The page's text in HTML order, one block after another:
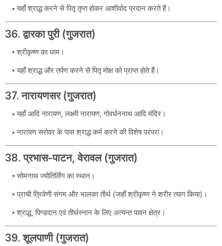
यहाँ श्राद्ध करने से पितृ तृप्त होकर आशीर्वाद प्रदान करते हैं।
36. द्वारका पुरी (गुजरात)
श्रीकृष्ण का धाम।
यहाँ श्राद्ध और तर्पण करने से पितृ मोक्ष को प्राप्त होते हैं।
37. नारायणसर (गुजरात)
यहाँ आदि नारायण, लक्ष्मी नारायण, गोवर्धननाथ आदि मंदिर।
नारायण सरोवर के पास श्राद्ध कर्म करने की विशेष परंपरा।
38. प्रभास-पाटन, वेरावल (गुजरात)
सोमनाथ ज्योतिर्लिंग का स्थान।
प्राची त्रिवेणी संगम और भालका तीर्थ (जहाँ श्रीकृष्ण ने शरीर त्याग किया)।
श्राद्ध, पिण्डदान एवं तीर्थस्नान के लिए अत्यन्त पावन क्षेत्र।
39. शूलपाणी (गुजरात)